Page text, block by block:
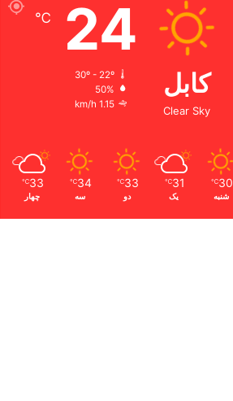
کابل
Clear Sky
24
℃
30º - 22º
50%
1.15 km/h
30
℃
شنبه
31
℃
یک
33
℃
دو
34
℃
سه
33
℃
چهار